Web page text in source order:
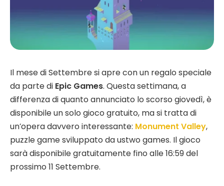
Il mese di Settembre si apre con un regalo speciale
da parte di Epic Games. Questa settimana, a
differenza di quanto annunciato lo scorso giovedì, è
disponibile un solo gioco gratuito, ma si tratta di
un’opera davvero interessante: Monument Valley,
puzzle game sviluppato da ustwo games. Il gioco
sarà disponibile gratuitamente fino alle 16:59 del
prossimo 11 Settembre.